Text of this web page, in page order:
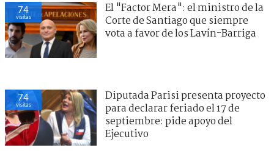
74
visitas
El "Factor Mera": el ministro de la
Corte de Santiago que siempre
vota a favor de los Lavín-Barriga
74
visitas
Diputada Parisi presenta proyecto
para declarar feriado el 17 de
septiembre: pide apoyo del
Ejecutivo